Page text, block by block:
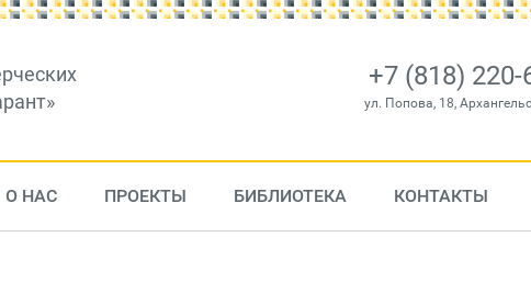
+7 (818) 220-
ул. Попова, 18,
О НАС ПРОЕКТЫ БИБЛИОТЕКА КОНТАКТЫ